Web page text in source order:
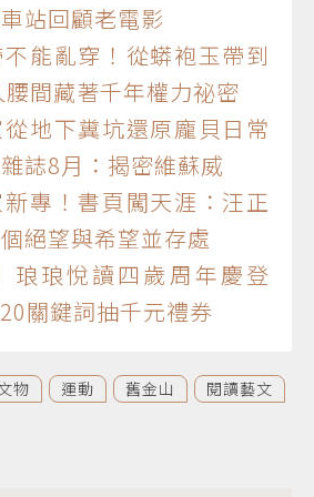
站回顧老電影
能亂穿！從蟒袍玉帶到
間藏著千年權力祕密
地下糞坑還原龐貝日常
誌8月：揭密維蘇威
專！書頁闖天涯：汪正
絕望與希望並存處
琅悅讀四歲周年慶登
關鍵詞抽千元禮券
物 運動 舊金山
閱讀藝文